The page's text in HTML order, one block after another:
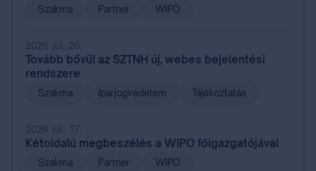
Szakma Partner WIPO
2026. júl. 20.
Tovább bővül az SZTNH új, webes bejelentési
rendszere
Szakma Iparjogvédelem Tájékoztatás
2026. júl. 17.
Kétoldalú megbeszélés a WIPO főigazgatójával
Szakma Partner WIPO